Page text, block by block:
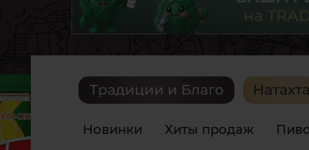
Новинки Хиты продаж